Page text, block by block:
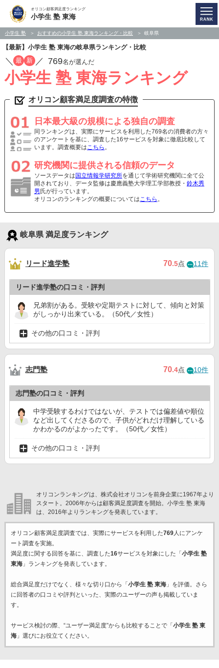
オリコン顧客満足度ランキング
小学生 塾 東海
小学生 塾 おすすめの小学生 塾 東海ランキング・比較 岐阜県
【最新】小学生 塾 東海の岐阜県ランキング・比較
／ 最 新 ／ 769名が選んだ
小学生 塾 東海ランキング
オリコン顧客満足度調査の特徴
日本最大級の規模による独自の調査
同ランキングは、実際にサービスを利用した769名の消費者の方々
のアンケートを基に、調査した16サービスを対象に徹底比較して
います。調査概要はこちら 。
研究機関に提供される信頼のデータ
ソースデータは 国立情報学研究所を通じて学術研究機関に全て公
開されており、データ監修は慶應義塾大学理工学部教授・ 鈴木秀
男 氏が行っています。
オリコンのランキングの概要についてはこちら 。
岐阜県 満足度ランキング
リード進学塾 70.5点 11件
リード進学塾の口コミ・評判
兄弟割がある。受験や定期テストに対して、傾向と対策
がしっかり出来ている。（50代／女性）
その他の口コミ・評判
志門塾 70.4点 10件
志門塾の口コミ・評判
中学受験するわけではないが、テストでは偏差値や順位
など出してくださるので、子供がどれだけ理解している
かわかるのがよかったです。（50代／女性）
その他の口コミ・評判
オリコンランキングは、株式会社オリコンを前身企業に1967年より
スタート。2006年からは顧客満足度調査を開始。小学生 塾 東海
は、2016年よりランキングを発表しています。
オリコン顧客満足度調査では、実際にサービスを利用した769人にアンケ
ート調査を実施。
満足度に関する回答を基に、調査した16サービスを対象にした「 小学生 塾
東海」ランキングを発表しています。
総合満足度だけでなく、様々な切り口から「 小学生 塾 東海」を評価。さら
に回答者の口コミや評判といった、実際のユーザーの声も掲載していま
す。
サービス検討の際、“ユーザー満足度”からも比較することで「 小学生 塾 東
海」選びにお役立てください。